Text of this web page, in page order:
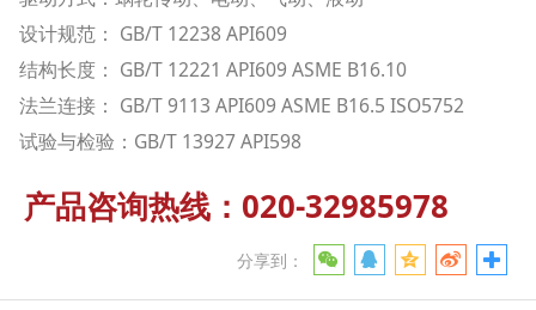
设计规范： GB/T 12238 API609
结构长度： GB/T 12221 API609 ASME B16.10
法兰连接： GB/T 9113 API609 ASME B16.5 ISO5752
试验与检验：GB/T 13927 API598
产品咨询热线：020-32985978
分享到：